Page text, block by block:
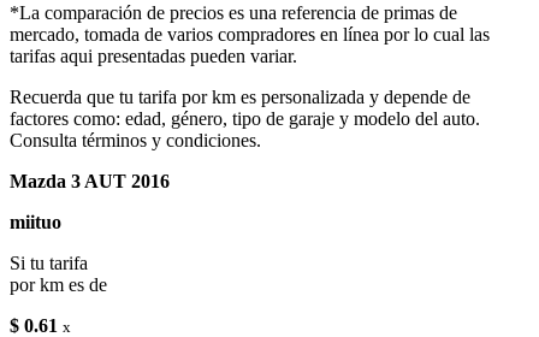
*La comparación de precios es una referencia de primas de
mercado, tomada de varios compradores en línea por lo cual las
tarifas aqui presentadas pueden variar.
Recuerda que tu tarifa por km es personalizada y depende de
factores como: edad, género, tipo de garaje y modelo del auto.
Consulta términos y condiciones.
Mazda 3 AUT 2016
miituo
Si tu tarifa
por km es de
$ 0.61 x